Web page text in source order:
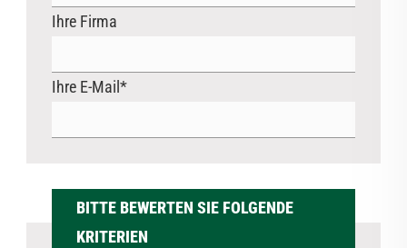
Ihre Firma
Ihre E-Mail *
BITTE BEWERTEN SIE FOLGENDE
KRITERIEN